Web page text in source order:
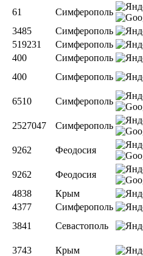
61
Симферополь
3485
Симферополь
519231
Симферополь
400
Симферополь
400
Симферополь
6510
Симферополь
2527047 Симферополь
9262 Феодосия
9262
Феодосия
4838
Крым
4377
Симферополь
3841
Севастополь
3743
Крым